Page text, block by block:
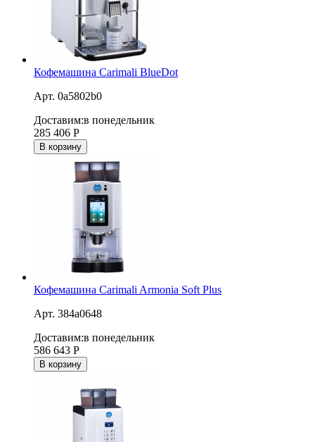
Кофемашина Carimali BlueDot
Арт. 0a5802b0
Доставим:в понедельник
285 406 Р
В корзину
Кофемашина Carimali Armonia Soft Plus
Арт. 384a0648
Доставим:в понедельник
586 643 Р
В корзину